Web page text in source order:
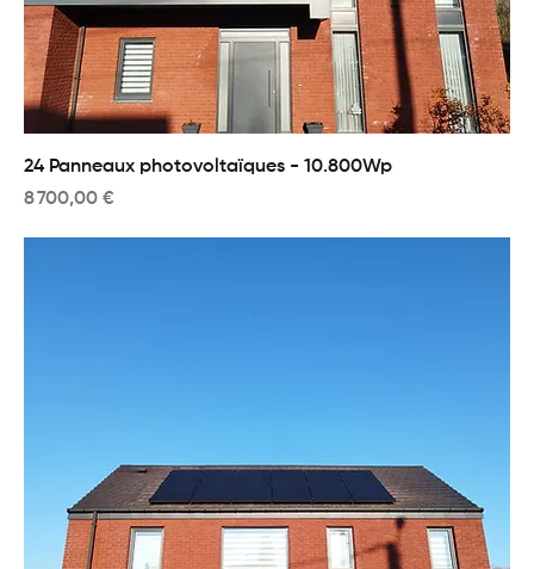
24 Panneaux photovoltaïques - 10.800Wp
Prix
8 700,00 €